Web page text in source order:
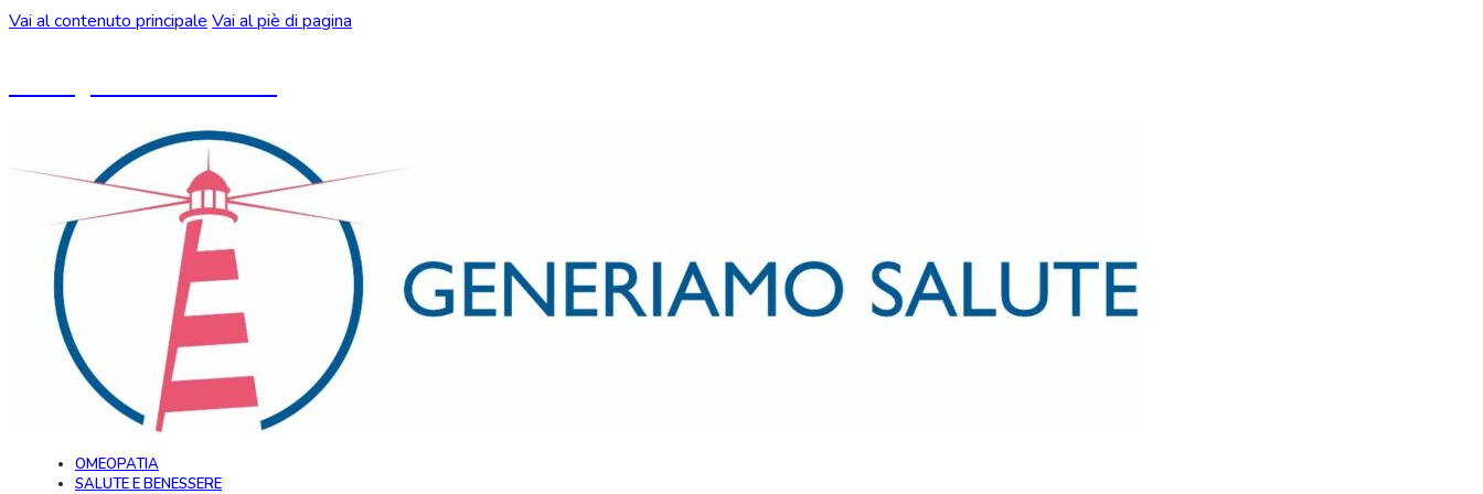
Vai al contenuto principale Vai al piè di pagina
OMEOPATIA
SALUTE E BENESSERE